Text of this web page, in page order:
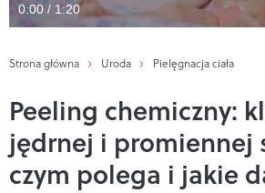
0:00 / 1:20
Strona główna Uroda Pielęgnacja ciała
Peeling chemiczny:
jędrnej i promiennej
czym polega i jakie